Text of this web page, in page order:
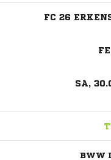
FC 26
SA,
BWW